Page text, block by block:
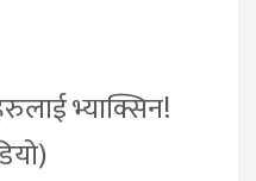
भ्याक्सिन!